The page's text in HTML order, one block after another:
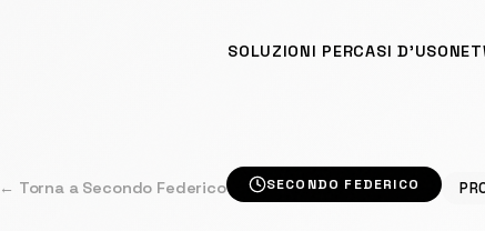
SOLUZIONI PERCASI D'USO
← Torna a Secondo Federico SECONDO FEDERICO